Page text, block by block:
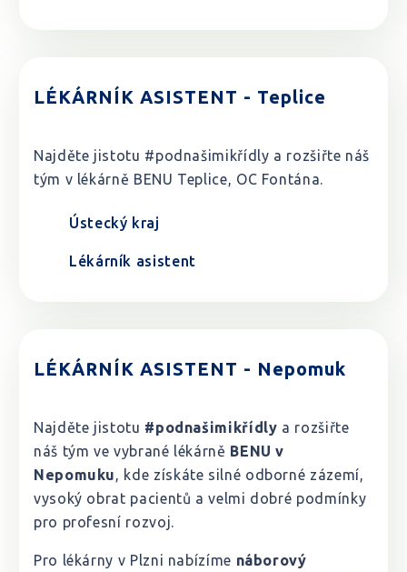
LÉKÁRNÍK ASISTENT - Teplice
Najděte jistotu #podnašimikřídly a rozšiřte náš
tým v lékárně BENU Teplice, OC Fontána.
Ústecký kraj
Lékárník asistent
LÉKÁRNÍK ASISTENT - Nepomuk
Najděte jistotu #podnašimikřídly a rozšiřte
náš tým ve vybrané lékárně BENU v
Nepomuku
, kde získáte silné odborné zázemí,
vysoký obrat pacientů a velmi dobré podmínky
pro profesní rozvoj.
Pro lékárny v Plzni nabízíme náborový